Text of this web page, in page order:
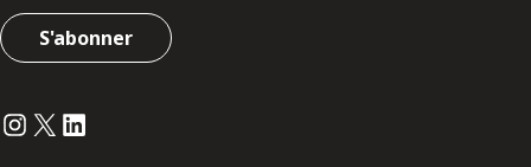
S'abonner
Instagram
Twitter
LinkedIn